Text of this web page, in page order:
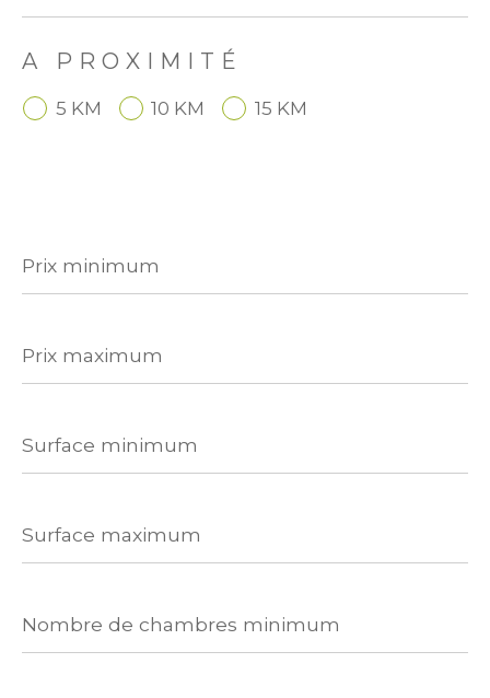
A PROXIMITÉ
5 KM 10 KM 15 KM
minimum
maximum
minimum
maximum
de
chambres
minimum